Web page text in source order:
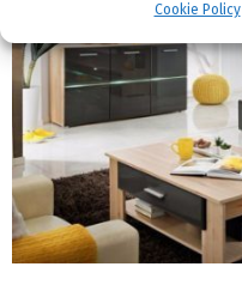
Cookie Policy